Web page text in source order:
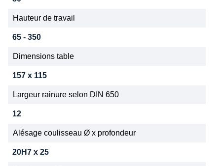
Hauteur de travail
65 - 350
Dimensions table
157 x 115
Largeur rainure selon DIN 650
12
Alésage coulisseau Ø x profondeur
20H7 x 25